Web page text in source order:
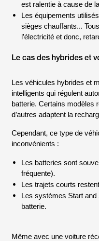
est ralentie à cause de
Les équipements
sièges chauffants...
l’électricité et donc,
Le cas des hybrides et
Les véhicules hybrides et
intelligents qui régulent
batterie. Certains modèles
d’autres adaptent la
Cependant, ce type de
inconvénients :
Les batteries sont
fréquente).
Les trajets courts
Les systèmes Start and
batterie.
Même avec une voiture